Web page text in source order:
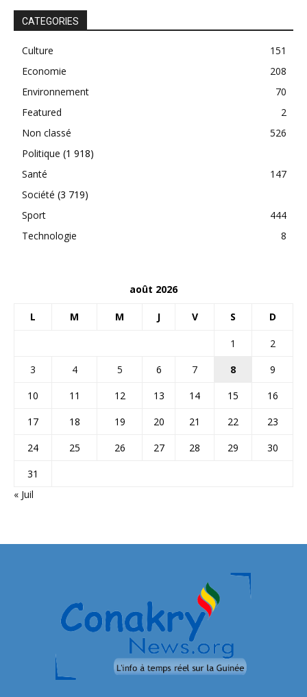
CATEGORIES
Culture
151
Economie
208
Environnement
70
Featured
2
Non classé
526
Politique (1 918)
Santé
147
Société (3 719)
Sport
444
Technologie
8
août 2026
L M M J V S D
1
2
3
4 5 6 7 8
9
10
11 12 13 14 15
16
17
18 19 20 21 22
23
24
25 26 27 28 29
30
31
« Juil